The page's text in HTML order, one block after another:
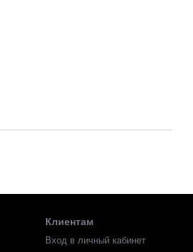
Клиентам
Вход в личный кабинет